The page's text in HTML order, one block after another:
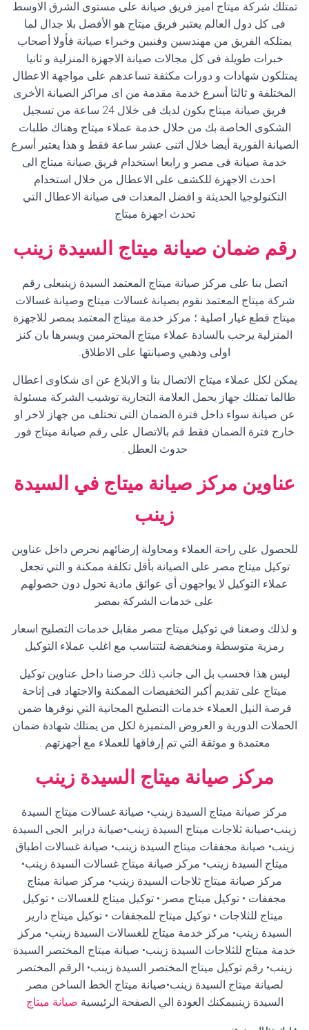
تمتلك شركة ميتاج اميز فريق صيانة على مستوى الشرق الاوسط
فى كل دول العالم يعتبر فريق ميتاج هو الأفضل بلا جدال لما
يمتلكه الفريق من مهندسين وفنيين وخبراء صيانة فأولا أصحاب
خبرات طويلة فى كل مجالات صيانة الاجهزة المنزلية و ثانيا
يمتلكون شهادات و دورات مكثفة تساعدهم على مواجهة الاعطال
المختلفة و ثالثا أسرع خدمة مقدمة من اى مراكز الصيانة الأخرى
فريق صيانة ميتاج يكون لديك فى خلال 24 ساعة من تسجيل
الشكوى الخاصة بك من خلال خدمة عملاء ميتاج وهناك طلبات
الصيانة الفورية أيضا خلال اثنى عشر ساعة فقط و هذا يعتبر أسرع
خدمة صيانة فى مصر و رابعا استخدام فريق صيانة ميتاج الى
احدث الاجهزة للكشف على الاعطال من خلال استخدام
التكنولوجيا الحديثة و افضل المعدات فى صيانة الاعطال التي
تحدث اجهزة ميتاج
رقم ضمان صيانة ميتاج السيدة زينب
اتصل بنا على مركز صيانة ميتاج المعتمد السيدة زينبعلى رقم
شركة ميتاج المعتمد نقوم بصيانة غسالات ميتاج وصيانة غسالات
ميتاج قطع غيار اصلية ؛ مركز خدمة ميتاج المعتمد بمصر للاجهزة
المنزلية يرحب بالسادة عملاء ميتاج المحترمين ويسرها بان كنز
اولى وذهبي وصيانتها على الاطلاق.
يمكن لكل عملاء ميتاج الاتصال بنا و الابلاغ عن اى شكاوى اعطال
طالما تمتلك جهاز يحمل العلامة التجارية توشيب الشركة مسئولة
عن صيانة سواء داخل فترة الضمان التى تختلف من جهاز لاخر او
خارج فترة الضمان فقط قم بالاتصال على رقم صيانة ميتاج فور
حدوث العطل .
عناوين مركز صيانة ميتاج في السيدة
زينب
للحصول على راحة العملاء ومحاولة إرضائهم نحرص داخل عناوين
توكيل ميتاج مصر على الصيانة بأقل تكلفة ممكنة و التي تجعل
عملاء التوكيل لا يواجهون أي عوائق مادية تحول دون حصولهم
على خدمات الشركة بمصر
و لذلك وضعنا في توكيل ميتاج مصر مقابل خدمات التصليح اسعار
رمزية متوسطة ومنخفضة لتتناسب مع اغلب عملاء التوكيل
ليس هذا فحسب بل الى جانب ذلك حرصنا داخل عناوين توكيل
ميتاج على تقديم أكبر التخفيضات الممكنة والاجتهاد فى إتاحة
فرصة النيل العملاء خدمات التصليح المجانية التي نوفرها ضمن
الحملات الدورية و العروض المتميزة لكل من يمتلك شهادة ضمان
معتمدة و موثقة التي تم إرفاقها للعملاء مع أجهزتهم .
مركز صيانة ميتاج السيدة زينب
مركز صيانة ميتاج السيدة زينب• صيانة غسالات ميتاج السيدة
زينب•صيانة ثلاجات ميتاج السيدة زينب•صيانة دراير الجى السيدة
زينب• صيانة مجففات ميتاج السيدة زينب• صيانة غسالات اطباق
ميتاج السيدة زينب• مركز صيانة ميتاج غسالات السيدة زينب•
مركز صيانة ميتاج ثلاجات السيدة زينب• مركز صيانة ميتاج
مجففات • توكيل ميتاج مصر • توكيل ميتاج للغسالات • توكيل
ميتاج للثلاجات • توكيل ميتاج للمجففات • توكيل ميتاج دارير
السيدة زينب• مركز خدمة ميتاج للغسالات السيدة زينب• مركز
خدمة ميتاج للثلاجات السيدة زينب• صيانة ميتاج المختصر السيدة
زينب• رقم توكيل ميتاج المختصر السيدة زينب• الرقم المختصر
لصيانة ميتاج السيدة زينب•صيانة ميتاج الخط الساخن مصر
السيدة زينبيمكنك العودة الي الصفحة الرئيسية صيانة ميتاج